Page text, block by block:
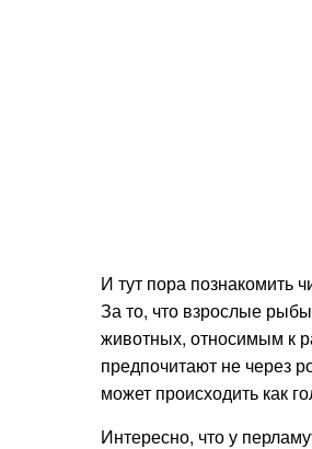
И тут пора познакомить
За то, что взрослые
животных, относимым к
предпочитают не через
может происходить как
Интересно, что у